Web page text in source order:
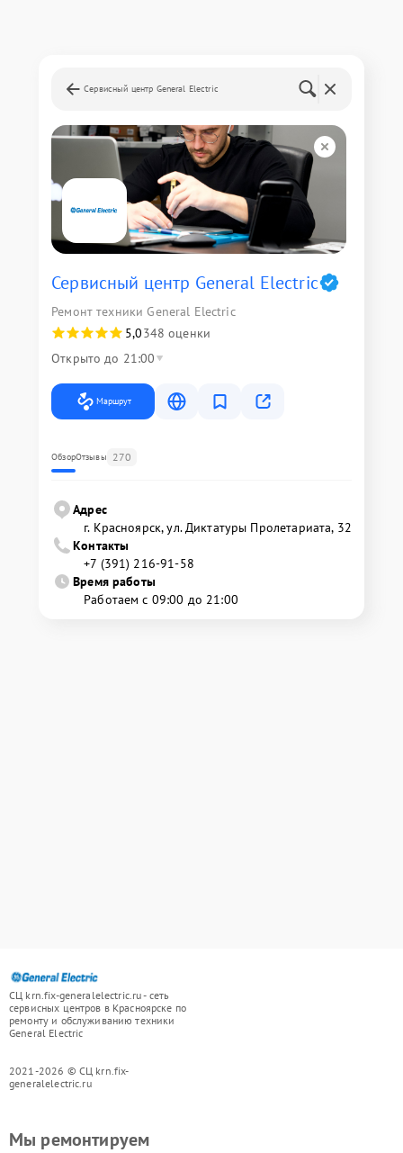
Сервисный центр General Electric
Сервисный центр General Electric
Ремонт техники General Electric
5,0348 оценки
Открыто до 21:00
Маршрут
ОбзорОтзывы 270
Адрес
г. Красноярск, ул. Диктатуры Пролетариата, 32
Контакты
+7 (391) 216-91-58
Время работы
Работаем с 09:00 до 21:00
СЦ krn.fix-generalelectric.ru - сеть
сервисных центров в Красноярске по
ремонту и обслуживанию техники
General Electric
2021-2026 © СЦ krn.fix-
generalelectric.ru
Мы ремонтируем